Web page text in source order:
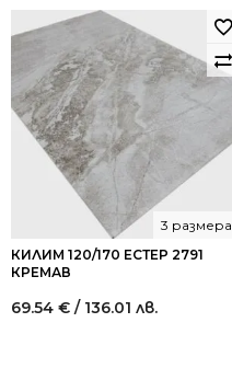
КИЛИМ 120/170 ЕСТЕР 2791
КРЕМАВ
3 размера
69.54 € / 136.01 лв.